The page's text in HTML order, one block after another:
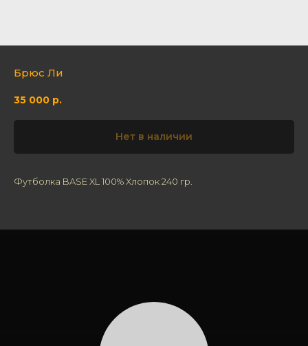
Брюс Ли
35 000 р.
Нет в наличии
Футболка BASE XL 100% Хлопок 240 гр.